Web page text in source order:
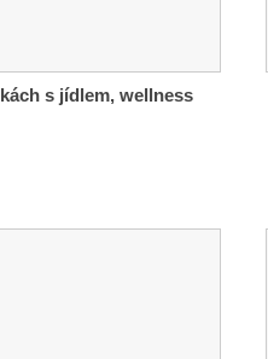
s jídlem, wellness